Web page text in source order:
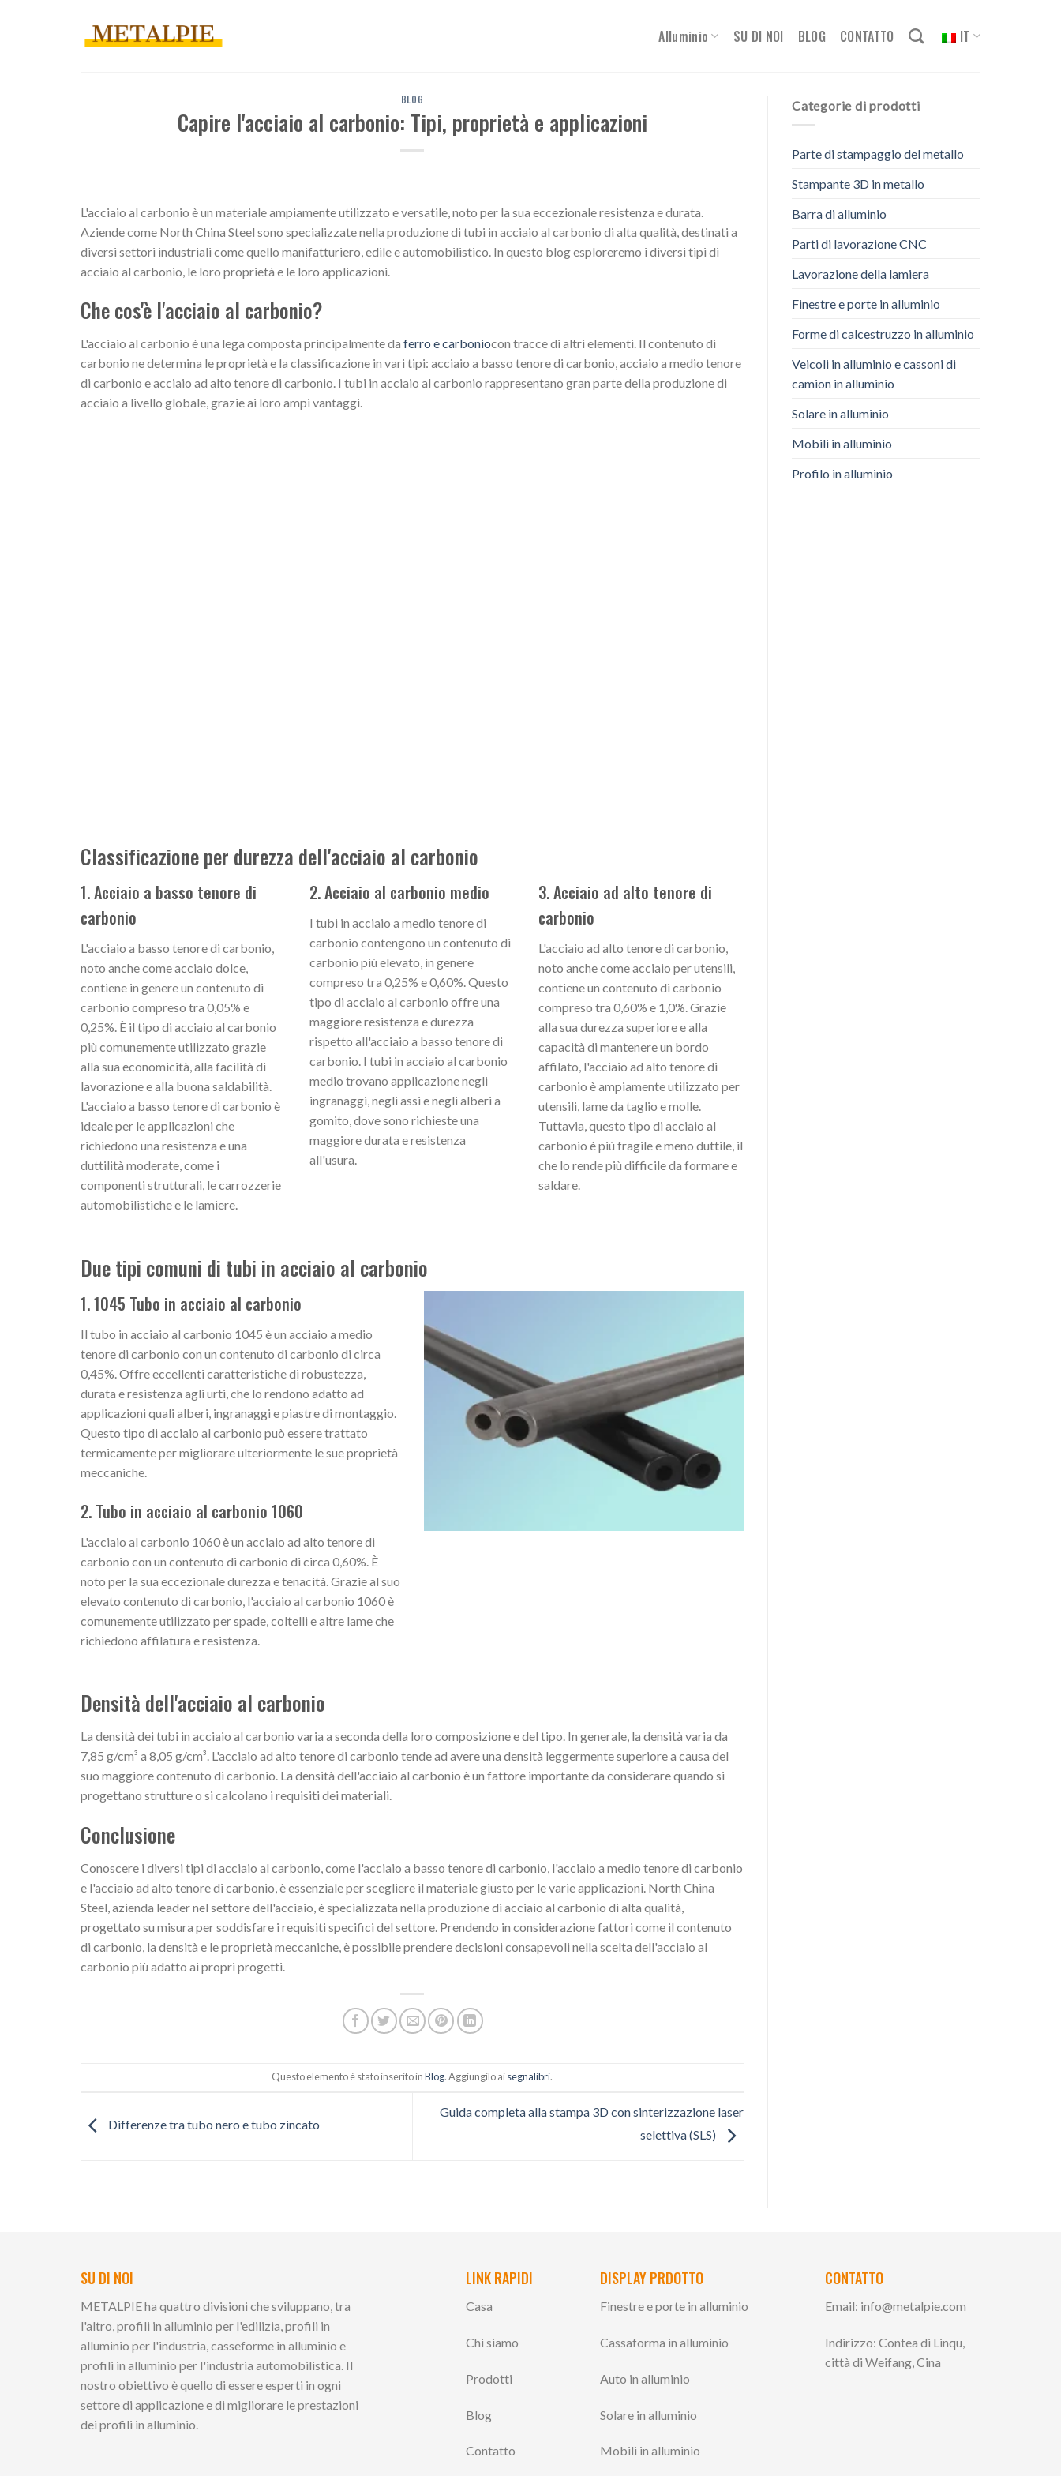
Alluminio SU DI NOI BLOG CONTATTO IT
BLOG
Capire l'acciaio al carbonio: Tipi, proprietà e applicazioni
L'acciaio al carbonio è un materiale ampiamente utilizzato e versatile, noto per la sua eccezionale resistenza e durata.
Aziende come North China Steel sono specializzate nella produzione di tubi in acciaio al carbonio di alta qualità, destinati a
diversi settori industriali come quello manifatturiero, edile e automobilistico. In questo blog esploreremo i diversi tipi di
acciaio al carbonio, le loro proprietà e le loro applicazioni.
Che cos'è l'acciaio al carbonio?
L'acciaio al carbonio è una lega composta principalmente da ferro e carboniocon tracce di altri elementi. Il contenuto di
carbonio ne determina le proprietà e la classificazione in vari tipi: acciaio a basso tenore di carbonio, acciaio a medio tenore
di carbonio e acciaio ad alto tenore di carbonio. I tubi in acciaio al carbonio rappresentano gran parte della produzione di
acciaio a livello globale, grazie ai loro ampi vantaggi.
Classificazione per durezza dell'acciaio al carbonio
1. Acciaio a basso tenore di
carbonio
L'acciaio a basso tenore di carbonio,
noto anche come acciaio dolce,
contiene in genere un contenuto di
carbonio compreso tra 0,05% e
0,25%. È il tipo di acciaio al carbonio
più comunemente utilizzato grazie
alla sua economicità, alla facilità di
lavorazione e alla buona saldabilità.
L'acciaio a basso tenore di carbonio è
ideale per le applicazioni che
richiedono una resistenza e una
duttilità moderate, come i
componenti strutturali, le carrozzerie
automobilistiche e le lamiere.
2. Acciaio al carbonio medio
I tubi in acciaio a medio tenore di
carbonio contengono un contenuto di
carbonio più elevato, in genere
compreso tra 0,25% e 0,60%. Questo
tipo di acciaio al carbonio offre una
maggiore resistenza e durezza
rispetto all'acciaio a basso tenore di
carbonio. I tubi in acciaio al carbonio
medio trovano applicazione negli
ingranaggi, negli assi e negli alberi a
gomito, dove sono richieste una
maggiore durata e resistenza
all'usura.
3. Acciaio ad alto tenore di
carbonio
L'acciaio ad alto tenore di carbonio,
noto anche come acciaio per utensili,
contiene un contenuto di carbonio
compreso tra 0,60% e 1,0%. Grazie
alla sua durezza superiore e alla
capacità di mantenere un bordo
affilato, l'acciaio ad alto tenore di
carbonio è ampiamente utilizzato per
utensili, lame da taglio e molle.
Tuttavia, questo tipo di acciaio al
carbonio è più fragile e meno duttile, il
che lo rende più difficile da formare e
saldare.
Due tipi comuni di tubi in acciaio al carbonio
1. 1045 Tubo in acciaio al carbonio
Il tubo in acciaio al carbonio 1045 è un acciaio a medio
tenore di carbonio con un contenuto di carbonio di circa
0,45%. Offre eccellenti caratteristiche di robustezza,
durata e resistenza agli urti, che lo rendono adatto ad
applicazioni quali alberi, ingranaggi e piastre di montaggio.
Questo tipo di acciaio al carbonio può essere trattato
termicamente per migliorare ulteriormente le sue proprietà
meccaniche.
2. Tubo in acciaio al carbonio 1060
L'acciaio al carbonio 1060 è un acciaio ad alto tenore di
carbonio con un contenuto di carbonio di circa 0,60%. È
noto per la sua eccezionale durezza e tenacità. Grazie al suo
elevato contenuto di carbonio, l'acciaio al carbonio 1060 è
comunemente utilizzato per spade, coltelli e altre lame che
richiedono affilatura e resistenza.
Densità dell'acciaio al carbonio
La densità dei tubi in acciaio al carbonio varia a seconda della loro composizione e del tipo. In generale, la densità varia da
7,85 g/cm³ a 8,05 g/cm³. L'acciaio ad alto tenore di carbonio tende ad avere una densità leggermente superiore a causa del
suo maggiore contenuto di carbonio. La densità dell'acciaio al carbonio è un fattore importante da considerare quando si
progettano strutture o si calcolano i requisiti dei materiali.
Conclusione
Conoscere i diversi tipi di acciaio al carbonio, come l'acciaio a basso tenore di carbonio, l'acciaio a medio tenore di carbonio
e l'acciaio ad alto tenore di carbonio, è essenziale per scegliere il materiale giusto per le varie applicazioni. North China
Steel, azienda leader nel settore dell'acciaio, è specializzata nella produzione di acciaio al carbonio di alta qualità,
progettato su misura per soddisfare i requisiti specifici del settore. Prendendo in considerazione fattori come il contenuto
di carbonio, la densità e le proprietà meccaniche, è possibile prendere decisioni consapevoli nella scelta dell'acciaio al
carbonio più adatto ai propri progetti.
Questo elemento è stato inserito inBlog. Aggiungilo aisegnalibri.
Differenze tra tubo nero e tubo zincato
Guida completa alla stampa 3D con sinterizzazione laser
selettiva (SLS)
Categorie di prodotti
Parte di stampaggio del metallo
Stampante 3D in metallo
Barra di alluminio
Parti di lavorazione CNC
Lavorazione della lamiera
Finestre e porte in alluminio
Forme di calcestruzzo in alluminio
Veicoli in alluminio e cassoni di
camion in alluminio
Solare in alluminio
Mobili in alluminio
Profilo in alluminio
SU DI NOI
METALPIE ha quattro divisioni che sviluppano, tra
l'altro, profili in alluminio per l'edilizia, profili in
alluminio per l'industria, casseforme in alluminio e
profili in alluminio per l'industria automobilistica. Il
nostro obiettivo è quello di essere esperti in ogni
settore di applicazione e di migliorare le prestazioni
dei profili in alluminio.
LINK RAPIDI
Casa
Chi siamo
Prodotti
Blog
Contatto
DISPLAY PRDOTTO
Finestre e porte in alluminio
Cassaforma in alluminio
Auto in alluminio
Solare in alluminio
Mobili in alluminio
CONTATTO
Email: info@metalpie.com
Indirizzo: Contea di Linqu,
città di Weifang, Cina